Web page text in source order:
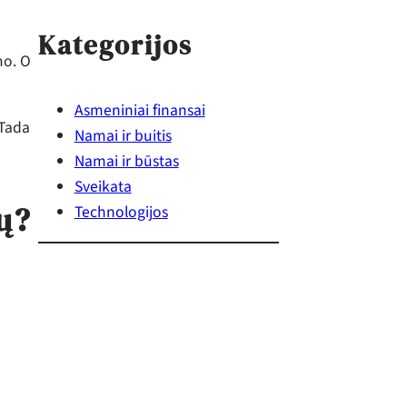
O Kategorijos
Asmeniniai finansai
Namai ir buitis
Namai ir būstas
Sveikata
Technologijos